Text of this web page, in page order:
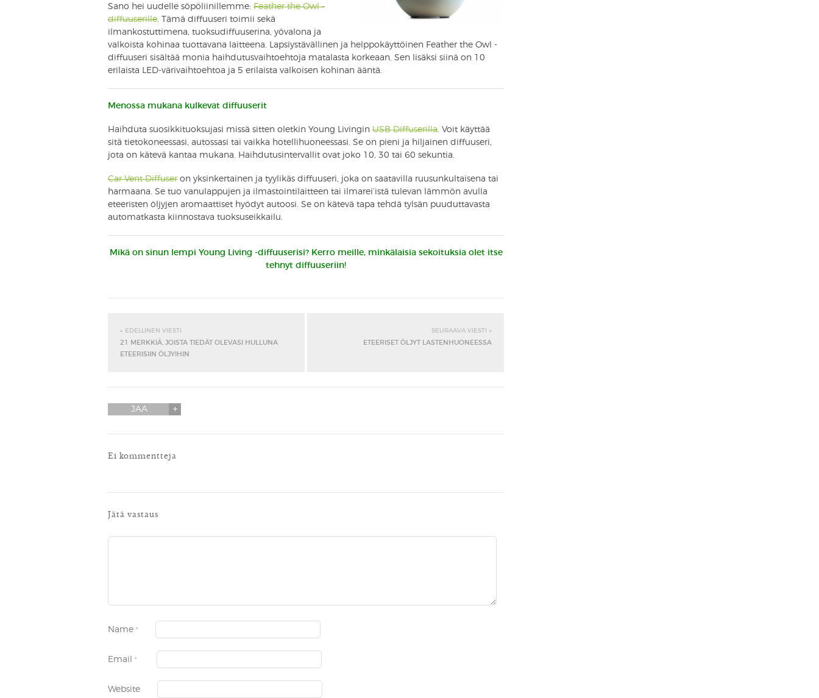
Sano hei uudelle söpöliinillemme: Feather the Owl -
diffuuserille . Tämä diffuuseri toimii sekä
ilmankostuttimena, tuoksudiffuuserina, yövalona ja
valkoista kohinaa tuottavana laitteena. Lapsiystävällinen ja helppokäyttöinen Feather the Owl -
diffuuseri sisältää monia haihdutusvaihtoehtoja matalasta korkeaan. Sen lisäksi siinä on 10
erilaista LED-värivaihtoehtoa ja 5 erilaista valkoisen kohinan ääntä.
Menossa mukana kulkevat diffuuserit
Haihduta suosikkituoksujasi missä sitten oletkin Young Livingin USB Diffuserilla . Voit käyttää
sitä tietokoneessasi, autossasi tai vaikka hotellihuoneessasi. Se on pieni ja hiljainen diffuuseri,
jota on kätevä kantaa mukana. Haihdutusintervallit ovat joko 10, 30 tai 60 sekuntia.
Car Vent Diffuser on yksinkertainen ja tyylikäs diffuuseri, joka on saatavilla ruusunkultaisena tai
harmaana. Se tuo vanulappujen ja ilmastointilaitteen tai ilmarei’istä tulevan lämmön avulla
eteeristen öljyjen aromaattiset hyödyt autoosi. Se on kätevä tapa tehdä tylsän puuduttavasta
automatkasta kiinnostava tuoksuseikkailu.
Mikä on sinun lempi Young Living -diffuuserisi? Kerro meille, minkälaisia sekoituksia olet itse
tehnyt diffuuseriin!
« EDELLINEN VIESTI
21 MERKKIÄ, JOISTA TIEDÄT OLEVASI HULLUNA
ETEERISIIN ÖLJYIHIN
SEURAAVA VIESTI »
ETEERISET ÖLJYT LASTENHUONEESSA
JAA
Ei kommentteja
Jätä vastaus
Name *
Email *
Website